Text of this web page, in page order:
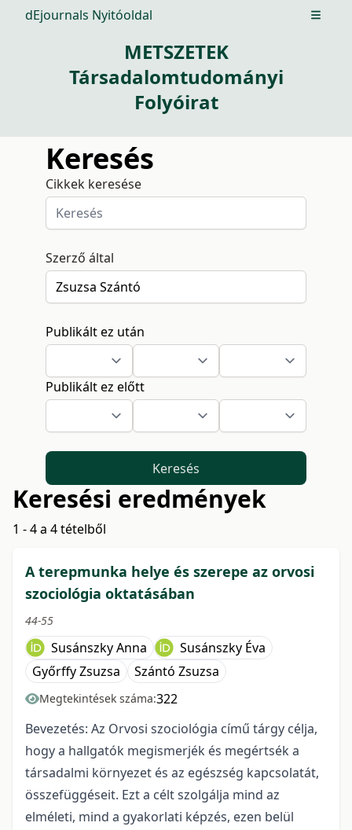
dEjournals Nyitóoldal Open
METSZETEK
Társadalomtudományi
Folyóirat
Keresés
Cikkek keresése
Szerző által
Publikált ez után
Publikált ez előtt
Keresés
Keresési eredmények
1 - 4 a 4 tételből
A terepmunka helye és szerepe az orvosi
szociológia oktatásában
44-55
Susánszky Anna
Susánszky Éva
Győrffy Zsuzsa
Szántó Zsuzsa
Megtekintések száma:322
Bevezetés: Az Orvosi szociológia című tárgy célja,
hogy a hallgatók megismerjék és megértsék a
társadalmi környezet és az egészség kapcsolatát,
összefüggéseit. Ezt a célt szolgálja mind az
elméleti, mind a gyakorlati képzés, ezen belül